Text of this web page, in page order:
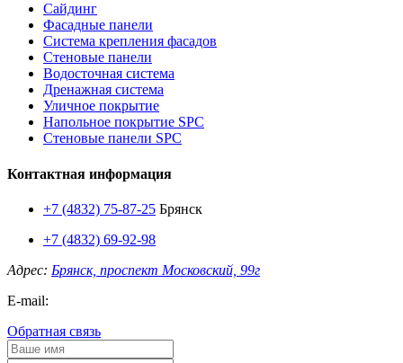
Сайдинг
Фасадные панели
Система крепления фасадов
Стеновые панели
Водосточная система
Дренажная система
Уличное покрытие
Напольное покрытие SPC
Стеновые панели SPC
Контактная информация
+7 (4832) 75-87-25 Брянск
+7 (4832) 69-92-98
Адрес: Брянск, проспект Московский, 99г
E-mail:
Обратная связь